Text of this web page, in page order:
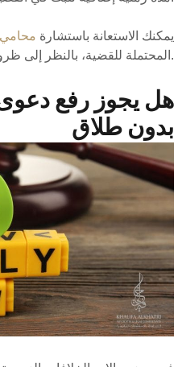
يمكنك الاستعانة باستشارة محامي
المحتملة للقضية، بالنظر إلى ظروف القضية المطروحة.
هل يجوز رفع
بدون طلاق